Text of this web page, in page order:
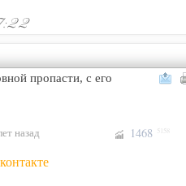
пропасти, с его
назад 1468 5158